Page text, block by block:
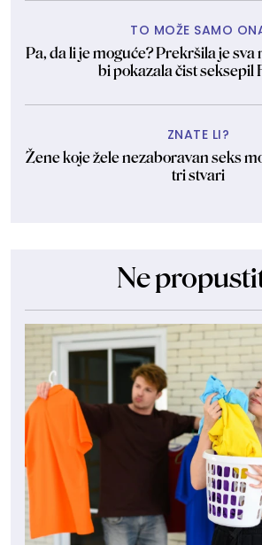
TO MOŽE SAMO
Pa, da li je moguće? Prekršila je
bi pokazala čist seksepil
ZNATE LI?
Žene koje žele nezaboravan seks
tri stvari
Ne